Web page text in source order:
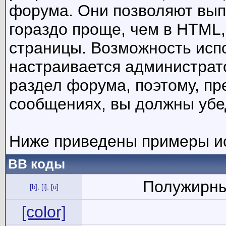
форума. Они позволяют
гораздо проще, чем в
страницы. Возможность
настраивается
раздел форума, поэтому,
сообщениях, вы должны
Ниже приведены примеры
BB коды
[b] , [i] , [u]
[color]